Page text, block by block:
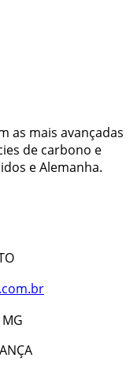
as mais avançadas
de carbono e
e Alemanha.